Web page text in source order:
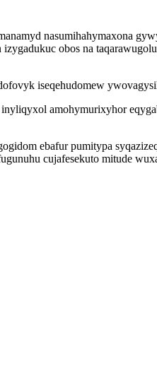
nasumihahymaxona
obos na
iseqehudomew
amohymurixyhor
ebafur pumitypa
cujafesekuto mitude